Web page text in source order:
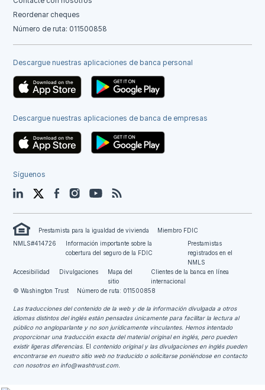
Reordenar cheques
Número de ruta: 011500858
Descargue nuestras aplicaciones de banca personal
Descargue nuestras aplicaciones de banca de empresas
Síguenos
LinkedIn TwitterFacebookInstagramYouTube
Prestamista para la igualdad de vivienda
Miembro FDIC
NMLS#414726
Información importante sobre la
cobertura del seguro de la FDIC
Prestamistas
registrados en el
NMLS
Accesibilidad
Divulgaciones
Mapa del
sitio
Clientes de la banca en línea
internacional
© Washington Trust
Número de ruta: 011500858
Las traducciones del contenido de la web y de la información divulgada a otros
idiomas distintos del inglés están pensadas únicamente para facilitar la lectura al
público no angloparlante y no son jurídicamente vinculantes. Hemos intentado
proporcionar una traducción exacta del material original en inglés, pero pueden
existir ligeras diferencias. El contenido original y las divulgaciones en inglés pueden
encontrarse en nuestro sitio web no traducido o solicitarse poniéndose en contacto
con nosotros en info@washtrust.com.